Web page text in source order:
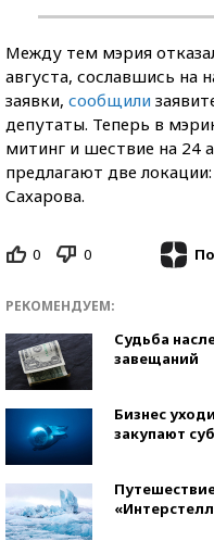
Между тем мэрия
августа, сославшись на
заявки, сообщили
депутаты. Теперь в
митинг и шествие на 24
предлагают две
Сахарова.
0 0
РЕКОМЕНДУЕМ:
Судьба
завещаний
Бизнес
закупают